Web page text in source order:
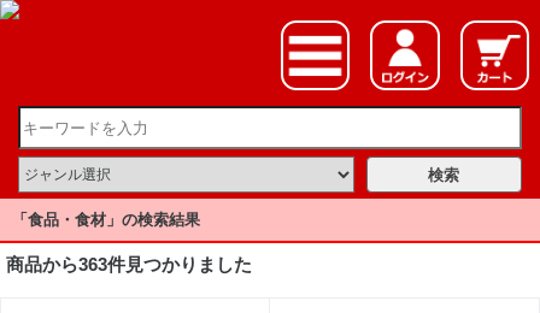
「食品・食材」の検索結果
商品から363件見つかりました